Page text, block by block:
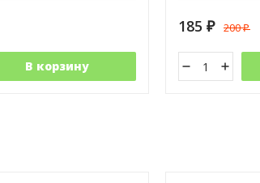
В корзину
185 ₽ 200₽